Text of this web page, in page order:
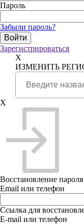
Пароль
Забыли пароль?
Зарегистрироваться
X
ИЗМЕНИТЬ
X
Восстановление пароля
Email или телефон
Ссылка для
E-mail или телефон